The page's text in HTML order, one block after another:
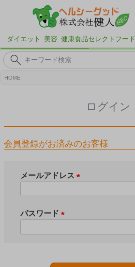
ダイエット 美容 健康食品セレクトフード
HOME
ログイン
会員登録がお済みのお客様
メールアドレス
パスワード
)